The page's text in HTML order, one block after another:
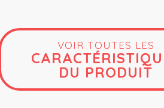
VOIR TOUTES LES
DU PRODUIT